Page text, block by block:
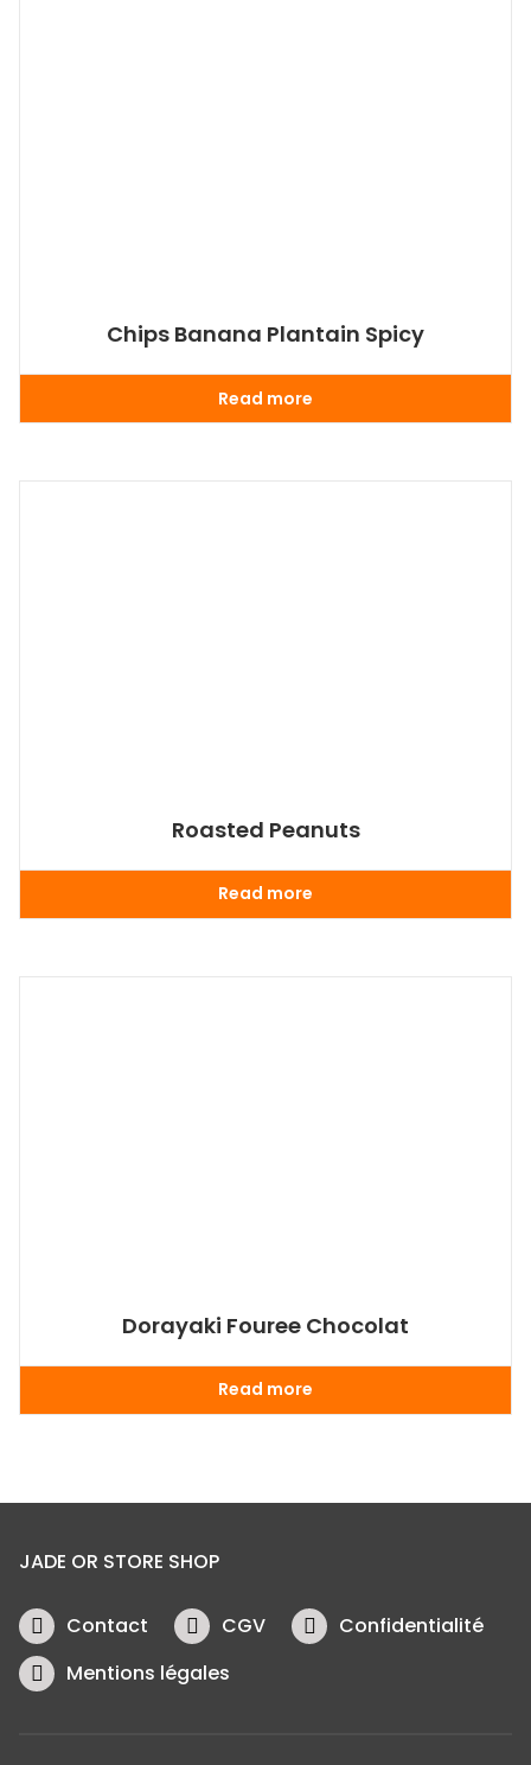
Chips Banana Plantain Spicy
Read more
Roasted Peanuts
Read more
Dorayaki Fouree Chocolat
Read more
JADE OR STORE SHOP
Contact CGV
Confidentialité
Mentions légales